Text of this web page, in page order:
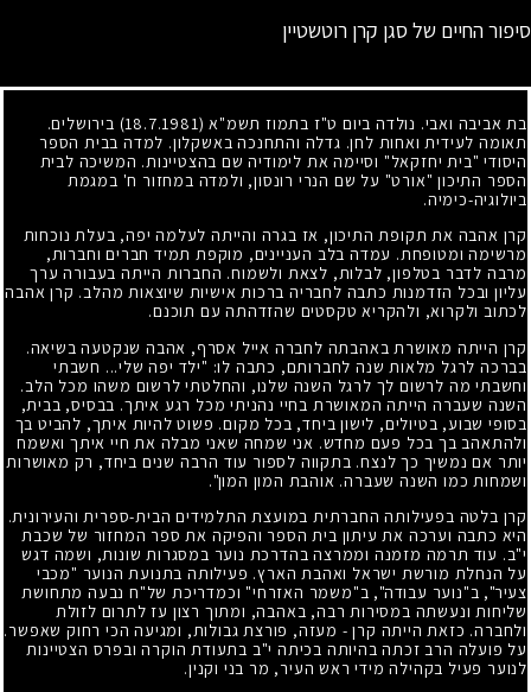
סיפור החיים של סגן קרן רוטשטיין
בת אביבה ואבי. נולדה ביום ט"ז בתמוז תשמ"א (18.7.1981)
בירושלים.
תאומה לעידית ואחות לחן. גדלה והתחנכה באשקלון. למדה בבית הספר
היסודי "בית יחזקאל" וסיימה את לימודיה שם בהצטיינות. המשיכה לבית
הספר התיכון "אורט" על שם הנרי רונסון, ולמדה במחזור ח' במגמת
ביולוגיה-כימיה.
קרן אהבה את תקופת התיכון, אז בגרה והייתה לעלמה יפה, בעלת נוכחות
מרשימה ומטופחת. עמדה בלב העניינים, מוקפת תמיד חברים וחברות,
מרבה לדבר בטלפון, לבלות, לצאת ולשמוח. החברות הייתה בעבורה ערך
עליון ובכל הזדמנות כתבה לחבריה ברכות אישיות שיוצאות מהלב. קרן אהבה
לכתוב ולקרוא, ולהקריא טקסטים שהזדהתה עם תוכנם.
קרן הייתה מאושרת באהבתה לחברה אייל אסרף, אהבה שנקטעה בשיאה.
בברכה לרגל מלאות שנה לחברותם, כתבה לו: "ילד יפה שלי... חשבתי
וחשבתי מה לרשום לך לרגל השנה שלנו, והחלטתי לרשום משהו מכל הלב.
השנה שעברה הייתה המאושרת בחיי נהניתי מכל רגע איתך. בבסיס, בבית,
בסופי שבוע, בטיולים, לישון ביחד, בכל מקום. פשוט להיות איתך, להביט בך
ולהתאהב בך בכל פעם מחדש. אני שמחה שאני מבלה את חיי איתך ואשמח
יותר אם נמשיך כך לנצח. בתקווה לספור עוד הרבה שנים ביחד, רק מאושרות
ושמחות כמו השנה שעברה. אוהבת המון המון".
קרן בלטה בפעילותה החברתית במועצת התלמידים הבית-ספרית והעירונית.
היא כתבה וערכה את עיתון בית הספר והפיקה את ספר המחזור של שכבת
י"ב. עוד תרמה מזמנה וממרצה בהדרכת נוער במסגרות שונות, ושמה דגש
על הנחלת מורשת ישראל ואהבת הארץ. פעילותה בתנועת הנוער "מכבי
צעיר", ב"נוער עבודה", ב"משמר האזרחי" וכמדריכת של"ח נבעה מתחושת
שליחות ונעשתה במסירות רבה, באהבה, ומתוך רצון עז לתרום לזולת
ולחברה. כזאת הייתה קרן - מעזה, פורצת גבולות, ומגיעה הכי רחוק שאפשר.
על פועלה הרב זכתה בהיותה בכיתה י"ב בתעודת הוקרה ובפרס הצטיינות
לנוער פעיל בקהילה מידי ראש העיר, מר בני וקנין.